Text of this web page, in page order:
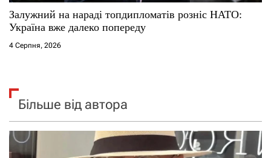
Залужний на нараді топдипломатів розніс НАТО:
Україна вже далеко попереду
4 Серпня, 2026
Більше від автора